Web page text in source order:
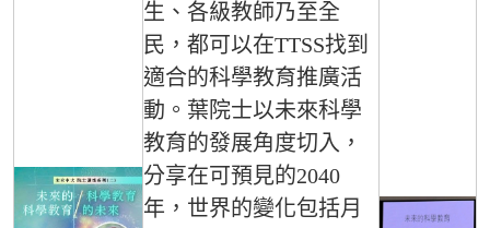
生、各級教師乃至全
民，都可以在TTSS找到
適合的科學教育推廣活
動。葉院士以未來科學
教育的發展角度切入，
分享在可預見的2040
年，世界的變化包括月